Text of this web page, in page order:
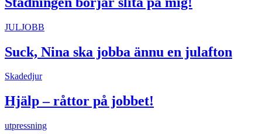
JULJOBB
Suck, Nina ska jobba ännu en julafton
Skadedjur
Hjälp – råttor på jobbet!
utpressning